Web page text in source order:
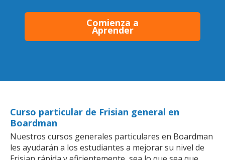
Comienza a
Aprender
Curso particular de Frisian general en
Boardman
Nuestros cursos generales particulares en Boardman
les ayudarán a los estudiantes a mejorar su nivel de